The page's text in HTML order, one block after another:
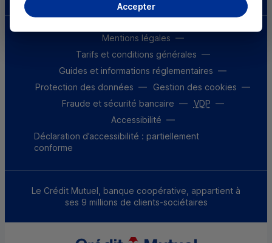
Mentions légales
Tarifs et conditions générales
Guides et informations réglementaires
Protection des données
Gestion des cookies
Fraude et sécurité bancaire
VDP
Accessibilité
Déclaration d’accessibilité : partiellement
conforme
Le Crédit Mutuel, banque coopérative, appartient à
ses 9 millions de clients-sociétaires
Accepter